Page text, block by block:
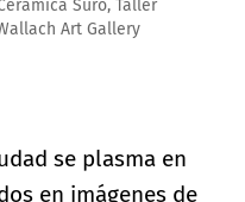
Suro, Taller
Art Gallery
se plasma en
en imágenes de